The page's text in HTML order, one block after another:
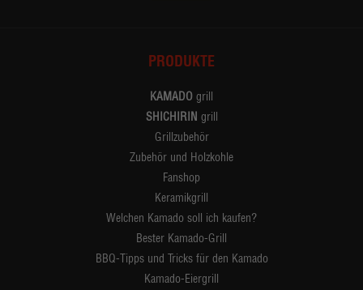
PRODUKTE
KAMADO grill
SHICHIRIN grill
Grillzubehör
Zubehör und Holzkohle
Fanshop
Keramikgrill
Welchen Kamado soll ich kaufen?
Bester Kamado-Grill
BBQ-Tipps und Tricks für den Kamado
Kamado-Eiergrill